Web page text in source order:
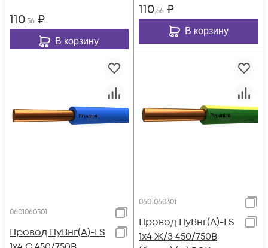
110,56 ₽
В корзину
110,56 ₽
В корзину
0601060501
Провод ПуВнг(А)-LS
0601060301
Провод ПуВнг(А)-LS
1х4 Ж/З 450/750В